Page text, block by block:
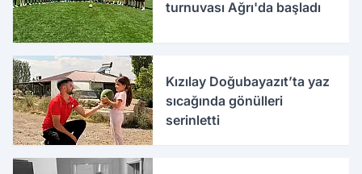
turnuvası Ağrı'da başladı
Kızılay Doğubayazıt’ta yaz
sıcağında gönülleri
serinletti